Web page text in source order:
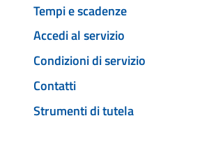
Tempi e scadenze
Accedi al servizio
Condizioni di servizio
Contatti
Strumenti di tutela